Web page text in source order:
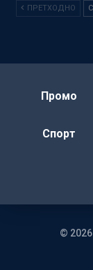
ПРЕТХОДНО
Промо
Спорт
©